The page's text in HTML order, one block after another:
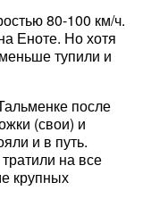
80-100 км/ч.
Еноте. Но хотя
тупили и
после
(свои) и
и в путь.
на все
крупных